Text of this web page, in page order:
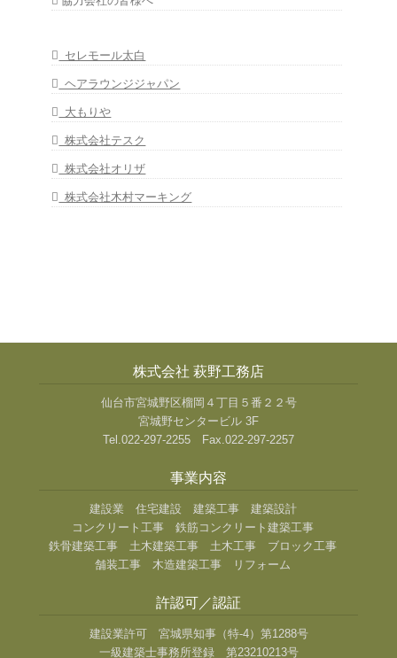
セレモール太白
ヘアラウンジジャパン
大もりや
株式会社テスク
株式会社オリザ
株式会社木村マーキング
株式会社 萩野工務店
仙台市宮城野区榴岡４丁目５番２２号
宮城野センタービル 3F
Tel.022-297-2255 Fax.022-297-2257
事業内容
建設業 住宅建設 建築工事 建築設計
コンクリート工事 鉄筋コンクリート建築工事
鉄骨建築工事 土木建築工事 土木工事 ブロック工事
舗装工事 木造建築工事 リフォーム
許認可／認証
建設業許可 宮城県知事（特-4）第1288号
一級建築士事務所登録 第23210213号